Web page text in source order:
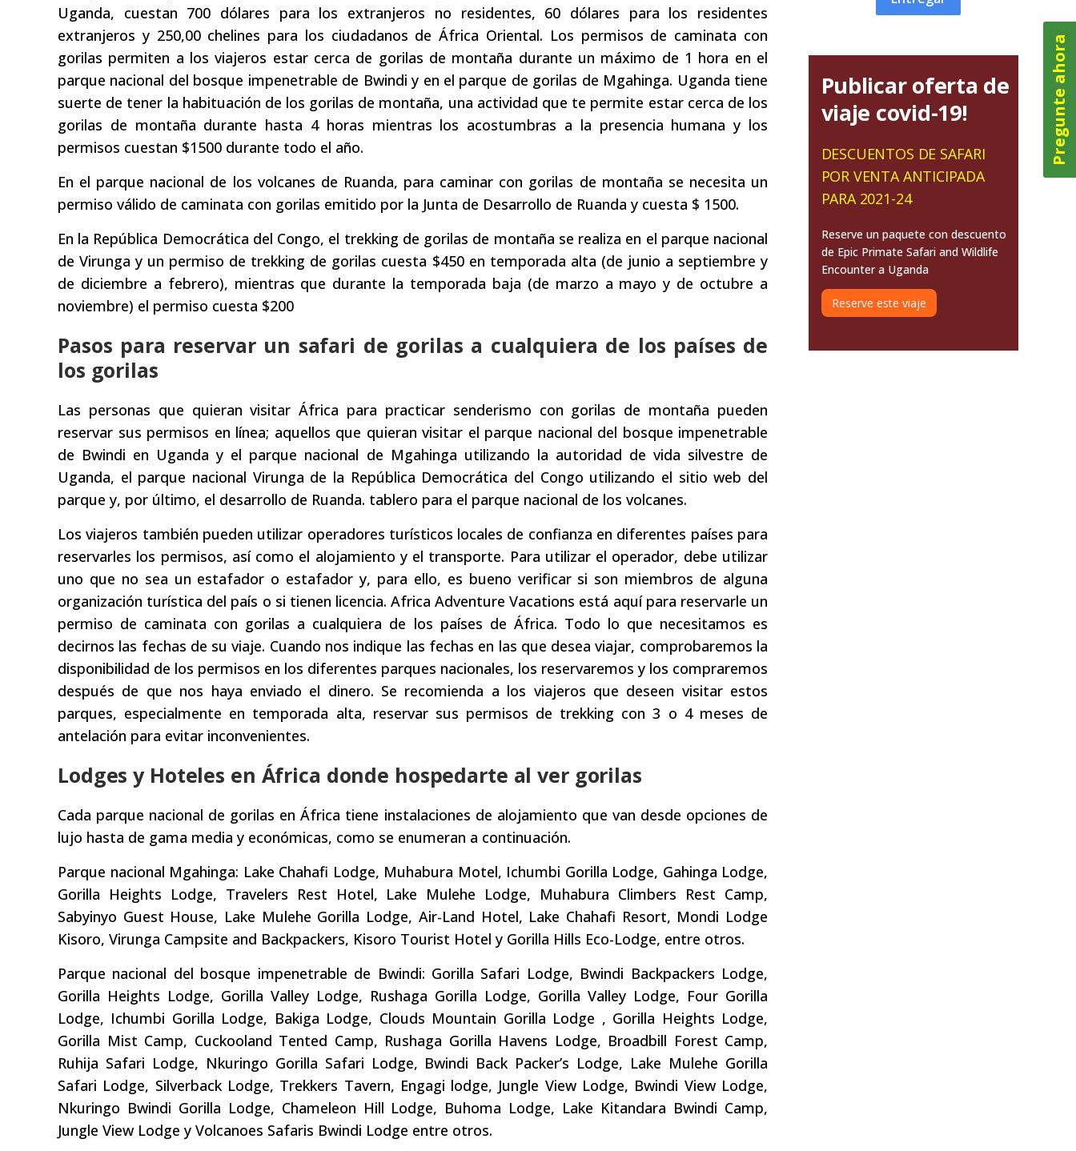
Uganda, cuestan 700 dólares para los extranjeros no residentes, 60 dólares para los residentes
extranjeros y 250,00 chelines para los ciudadanos de África Oriental. Los permisos de caminata con
gorilas permiten a los viajeros estar cerca de gorilas de montaña durante un máximo de 1 hora en el
parque nacional del bosque impenetrable de Bwindi y en el parque de gorilas de Mgahinga. Uganda tiene
suerte de tener la habituación de los gorilas de montaña, una actividad que te permite estar cerca de los
gorilas de montaña durante hasta 4 horas mientras los acostumbras a la presencia humana y los
permisos cuestan $1500 durante todo el año.
En el parque nacional de los volcanes de Ruanda, para caminar con gorilas de montaña se necesita un
permiso válido de caminata con gorilas emitido por la Junta de Desarrollo de Ruanda y cuesta $ 1500.
En la República Democrática del Congo, el trekking de gorilas de montaña se realiza en el parque nacional
de Virunga y un permiso de trekking de gorilas cuesta $450 en temporada alta (de junio a septiembre y
de diciembre a febrero), mientras que durante la temporada baja (de marzo a mayo y de octubre a
noviembre) el permiso cuesta $200
Pasos para reservar un safari de gorilas a cualquiera de los países de
los gorilas
Las personas que quieran visitar África para practicar senderismo con gorilas de montaña pueden
reservar sus permisos en línea; aquellos que quieran visitar el parque nacional del bosque impenetrable
de Bwindi en Uganda y el parque nacional de Mgahinga utilizando la autoridad de vida silvestre de
Uganda, el parque nacional Virunga de la República Democrática del Congo utilizando el sitio web del
parque y, por último, el desarrollo de Ruanda. tablero para el parque nacional de los volcanes.
Los viajeros también pueden utilizar operadores turísticos locales de confianza en diferentes países para
reservarles los permisos, así como el alojamiento y el transporte. Para utilizar el operador, debe utilizar
uno que no sea un estafador o estafador y, para ello, es bueno verificar si son miembros de alguna
organización turística del país o si tienen licencia. Africa Adventure Vacations está aquí para reservarle un
permiso de caminata con gorilas a cualquiera de los países de África. Todo lo que necesitamos es
decirnos las fechas de su viaje. Cuando nos indique las fechas en las que desea viajar, comprobaremos la
disponibilidad de los permisos en los diferentes parques nacionales, los reservaremos y los compraremos
después de que nos haya enviado el dinero. Se recomienda a los viajeros que deseen visitar estos
parques, especialmente en temporada alta, reservar sus permisos de trekking con 3 o 4 meses de
antelación para evitar inconvenientes.
Lodges y Hoteles en África donde hospedarte al ver gorilas
Cada parque nacional de gorilas en África tiene instalaciones de alojamiento que van desde opciones de
lujo hasta de gama media y económicas, como se enumeran a continuación.
Parque nacional Mgahinga: Lake Chahafi Lodge, Muhabura Motel, Ichumbi Gorilla Lodge, Gahinga Lodge,
Gorilla Heights Lodge, Travelers Rest Hotel, Lake Mulehe Lodge, Muhabura Climbers Rest Camp,
Sabyinyo Guest House, Lake Mulehe Gorilla Lodge, Air-Land Hotel, Lake Chahafi Resort, Mondi Lodge
Kisoro, Virunga Campsite and Backpackers, Kisoro Tourist Hotel y Gorilla Hills Eco-Lodge, entre otros.
Parque nacional del bosque impenetrable de Bwindi: Gorilla Safari Lodge, Bwindi Backpackers Lodge,
Gorilla Heights Lodge, Gorilla Valley Lodge, Rushaga Gorilla Lodge, Gorilla Valley Lodge, Four Gorilla
Lodge, Ichumbi Gorilla Lodge, Bakiga Lodge, Clouds Mountain Gorilla Lodge , Gorilla Heights Lodge,
Gorilla Mist Camp, Cuckooland Tented Camp, Rushaga Gorilla Havens Lodge, Broadbill Forest Camp,
Ruhija Safari Lodge, Nkuringo Gorilla Safari Lodge, Bwindi Back Packer’s Lodge, Lake Mulehe Gorilla
Safari Lodge, Silverback Lodge, Trekkers Tavern, Engagi lodge, Jungle View Lodge, Bwindi View Lodge,
Nkuringo Bwindi Gorilla Lodge, Chameleon Hill Lodge, Buhoma Lodge, Lake Kitandara Bwindi Camp,
Jungle View Lodge y Volcanoes Safaris Bwindi Lodge entre otros.
Publicar oferta de
viaje covid-19!
DESCUENTOS DE SAFARI
POR VENTA ANTICIPADA
PARA 2021-24
Reserve un paquete con descuento
de Epic Primate Safari and Wildlife
Encounter a Uganda
Reserve este viaje
Pregunte ahora